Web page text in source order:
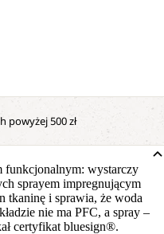
powyżej 500 zł
funkcjonalnym: wystarczy
sprayem impregnującym
tkaninę i sprawia, że woda
nie ma PFC, a spray –
certyfikat bluesign®.